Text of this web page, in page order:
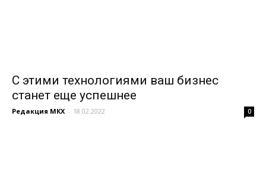
С этими технологиями ваш бизнес
станет еще успешнее
Редакция МКХ - 18.02.2022 0